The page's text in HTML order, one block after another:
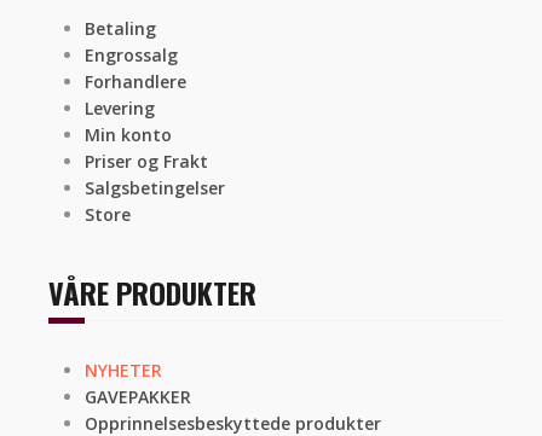
Betaling
Engrossalg
Forhandlere
Levering
Min konto
Priser og Frakt
Salgsbetingelser
Store
VÅRE PRODUKTER
NYHETER
GAVEPAKKER
Opprinnelsesbeskyttede produkter